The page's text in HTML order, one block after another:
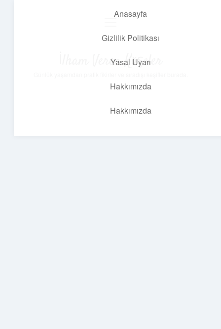
Anasayfa
Gizlilik Politikası
Yasal Uyarı
Hakkımızda
Hakkımızda
İlham Veren Köşeler